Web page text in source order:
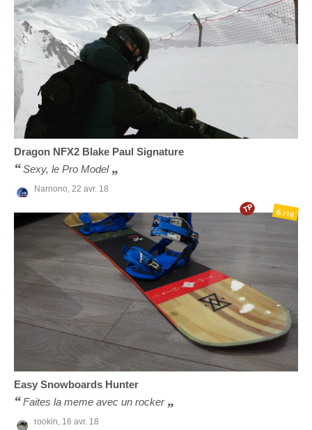
Dragon NFX2 Blake Paul Signature
Sexy, le Pro Model
Narnono, 22 avr. 18
Easy Snowboards Hunter
Faites la meme avec un rocker
rookin, 16 avr. 18
6/10
TP